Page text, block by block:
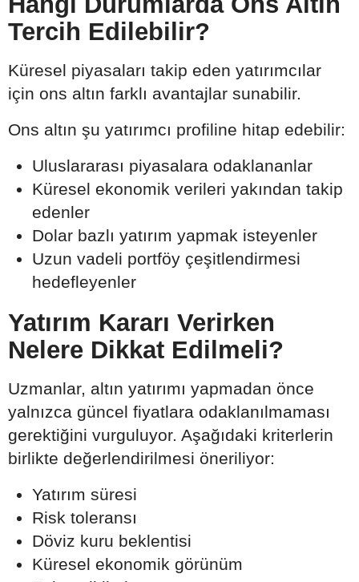
Tercih Edilebilir?
Küresel piyasaları takip eden yatırımcılar
için ons altın farklı avantajlar sunabilir.
Ons altın şu yatırımcı profiline hitap edebilir:
Uluslararası piyasalara odaklananlar
Küresel ekonomik verileri yakından takip
edenler
Dolar bazlı yatırım yapmak isteyenler
Uzun vadeli portföy çeşitlendirmesi
hedefleyenler
Yatırım Kararı Verirken
Nelere Dikkat Edilmeli?
Uzmanlar, altın yatırımı yapmadan önce
yalnızca güncel fiyatlara odaklanılmaması
gerektiğini vurguluyor. Aşağıdaki kriterlerin
birlikte değerlendirilmesi öneriliyor:
Yatırım süresi
Risk toleransı
Döviz kuru beklentisi
Küresel ekonomik görünüm